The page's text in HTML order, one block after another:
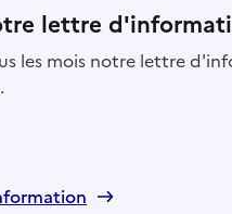
lettre
les mois notre lettre